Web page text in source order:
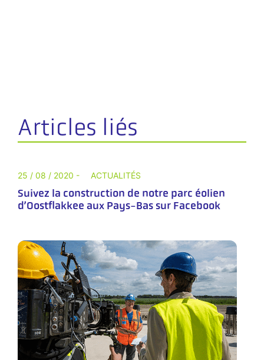
Articles liés
25 / 08 / 2020 - ACTUALITÉS
Suivez la construction de notre parc éolien
d’Oostflakkee aux Pays-Bas sur Facebook